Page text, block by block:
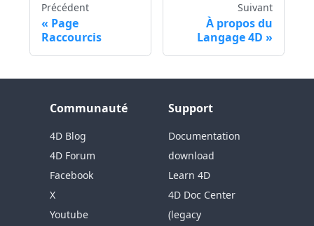
Précédent
Page
Raccourcis
Suivant
À propos du
Langage 4D
Communauté
4D Blog
4D Forum
Facebook
X
Youtube
Support
Documentation
download
Learn 4D
4D Doc Center
(legacy